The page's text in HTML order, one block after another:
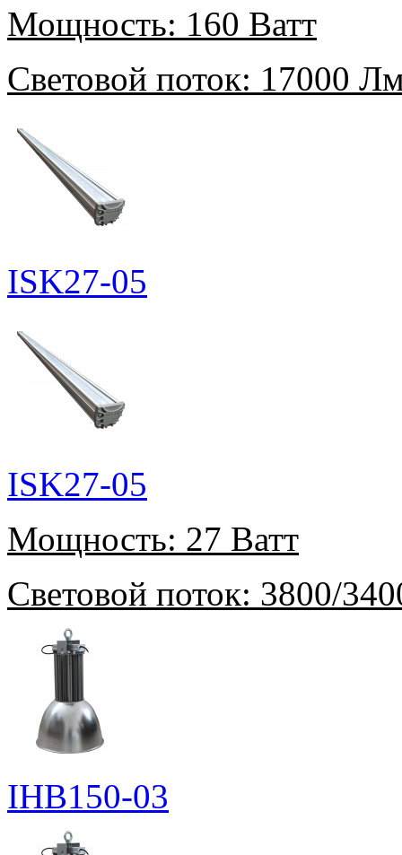
Мощность: 160 Ватт
Световой поток: 17000
ISK27-05
ISK27-05
Мощность: 27 Ватт
Световой поток: 3800/
IHB150-03